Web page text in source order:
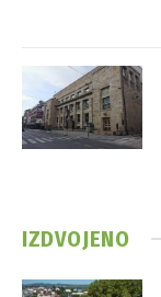
IZDVOJENO